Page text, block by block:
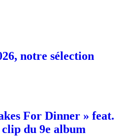
notre sélection
For Dinner » feat.
du 9e album